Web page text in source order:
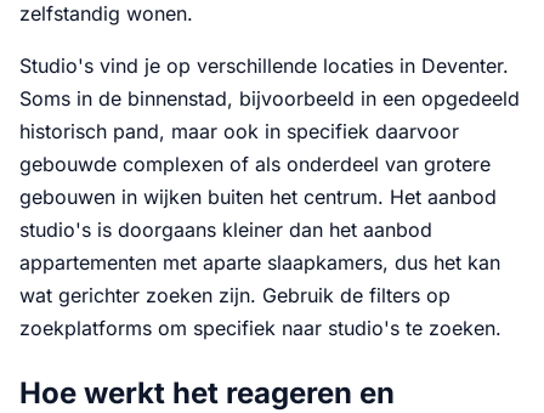
zelfstandig wonen.
Studio's vind je op verschillende locaties in Deventer.
Soms in de binnenstad, bijvoorbeeld in een opgedeeld
historisch pand, maar ook in specifiek daarvoor
gebouwde complexen of als onderdeel van grotere
gebouwen in wijken buiten het centrum. Het aanbod
studio's is doorgaans kleiner dan het aanbod
appartementen met aparte slaapkamers, dus het kan
wat gerichter zoeken zijn. Gebruik de filters op
zoekplatforms om specifiek naar studio's te zoeken.
Hoe werkt het reageren en